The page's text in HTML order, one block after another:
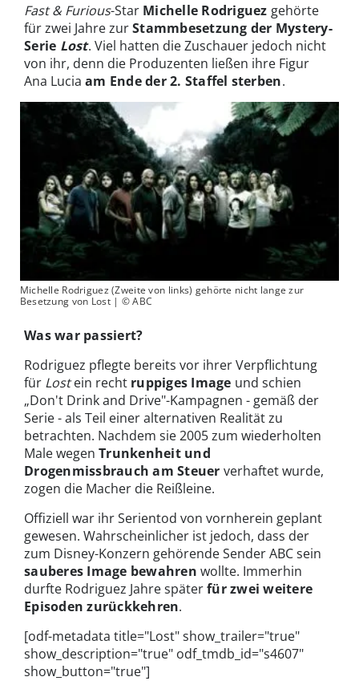
Fast & Furious-Star Michelle Rodriguez gehörte
für zwei Jahre zurStammbesetzung der Mystery-
Serie Lost. Viel hatten die Zuschauer jedoch nicht
von ihr, denn die Produzenten ließen ihre Figur
Ana Lucia am Ende der 2. Staffel sterben.
Michelle Rodriguez (Zweite von links) gehörte nicht lange zur
Besetzung von Lost | © ABC
Was war passiert?
Rodriguez pflegte bereits vor ihrer Verpflichtung
für Lostein recht ruppiges Image und schien
„Don't Drink and Drive"-Kampagnen - gemäß der
Serie - als Teil einer alternativen Realität zu
betrachten. Nachdem sie 2005 zum wiederholten
Male wegen Trunkenheit und
Drogenmissbrauch am Steuer verhaftet wurde,
zogen die Macher die Reißleine.
Offiziell war ihr Serientod von vornherein geplant
gewesen. Wahrscheinlicher ist jedoch, dass der
zum Disney-Konzern gehörende Sender ABC sein
sauberes Image bewahren wollte. Immerhin
durfte Rodriguez Jahre späterfür zwei weitere
Episoden zurückkehren.
[odf-metadata title="Lost" show_trailer="true"
show_description="true" odf_tmdb_id="s4607"
show_button="true"]